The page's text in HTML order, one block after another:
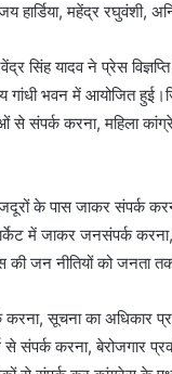
हार्डिया, महेंद्र रघुवंशी,
सिंह यादव ने प्रेस
गांधी भवन में आयोजित
से संपर्क करना, महिला
के पास जाकर संपर्क करना,
में जाकर जनसंपर्क
जन नीतियों को जनता
सूचना का अधिकार
से संपर्क करना, बेरोजगार